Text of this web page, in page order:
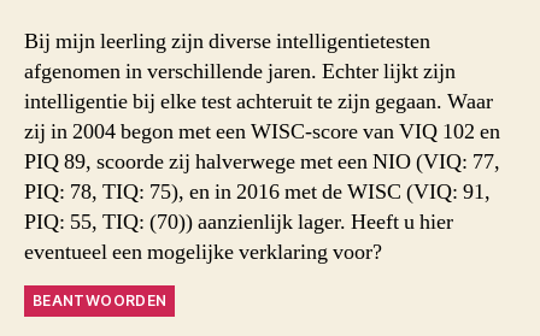
Bij mijn leerling zijn diverse intelligentietesten
afgenomen in verschillende jaren. Echter lijkt zijn
intelligentie bij elke test achteruit te zijn gegaan. Waar
zij in 2004 begon met een WISC-score van VIQ 102 en
PIQ 89, scoorde zij halverwege met een NIO (VIQ: 77,
PIQ: 78, TIQ: 75), en in 2016 met de WISC (VIQ: 91,
PIQ: 55, TIQ: (70)) aanzienlijk lager. Heeft u hier
eventueel een mogelijke verklaring voor?
BEANTWOORDEN